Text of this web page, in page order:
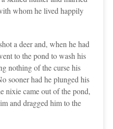
whom he lived happily
a deer and, when he had
to the pond to wash his
nothing of the curse his
sooner had he plunged his
nixie came out of the pond,
and dragged him to the